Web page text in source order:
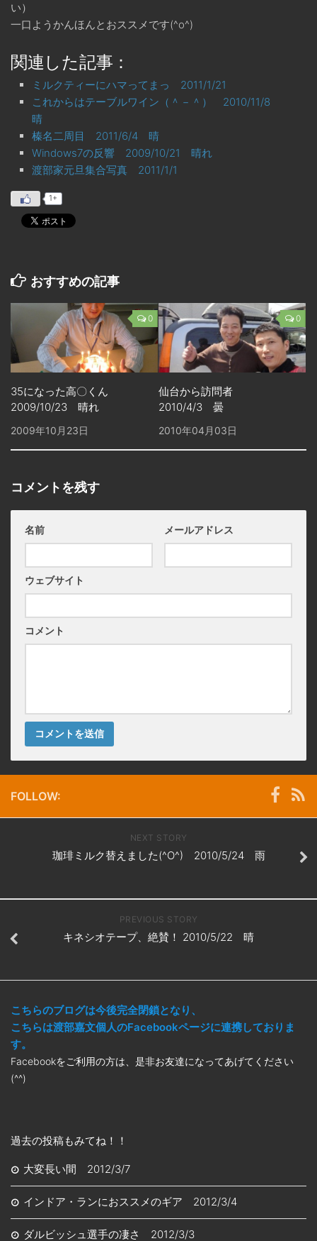
い）
一口ようかんほんとおススメです(^o^)
関連した記事：
ミルクティーにハマってまっ 2011/1/21
これからはテーブルワイン（＾－＾） 2010/11/8
晴
榛名二周目 2011/6/4 晴
Windows7の反響 2009/10/21 晴れ
渡部家元旦集合写真 2011/1/1
1+
おすすめの記事
0
35になった高〇くん
2009/10/23 晴れ
2009年10月23日
0
仙台から訪問者
2010/4/3 曇
2010年04月03日
コメントを残す
名前 メールアドレス
ウェブサイト
コメント
FOLLOW:
NEXT STORY
珈琲ミルク替えました(^O^) 2010/5/24 雨
PREVIOUS STORY
キネシオテープ、絶賛！ 2010/5/22 晴
こちらのブログは今後完全閉鎖となり、
こちらは渡部嘉文個人のFacebookページに連携しておりま
す。
Facebookをご利用の方は、是非お友達になってあげてください
(^^)
過去の投稿もみてね！！
大変長い間 2012/3/7
インドア・ランにおススメのギア 2012/3/4
ダルビッシュ選手の凄さ 2012/3/3